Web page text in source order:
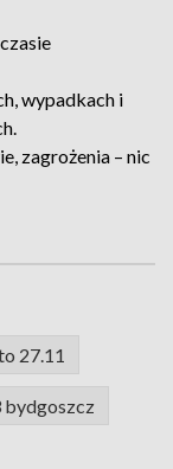
wypadkach i
zagrożenia – nic
27.11